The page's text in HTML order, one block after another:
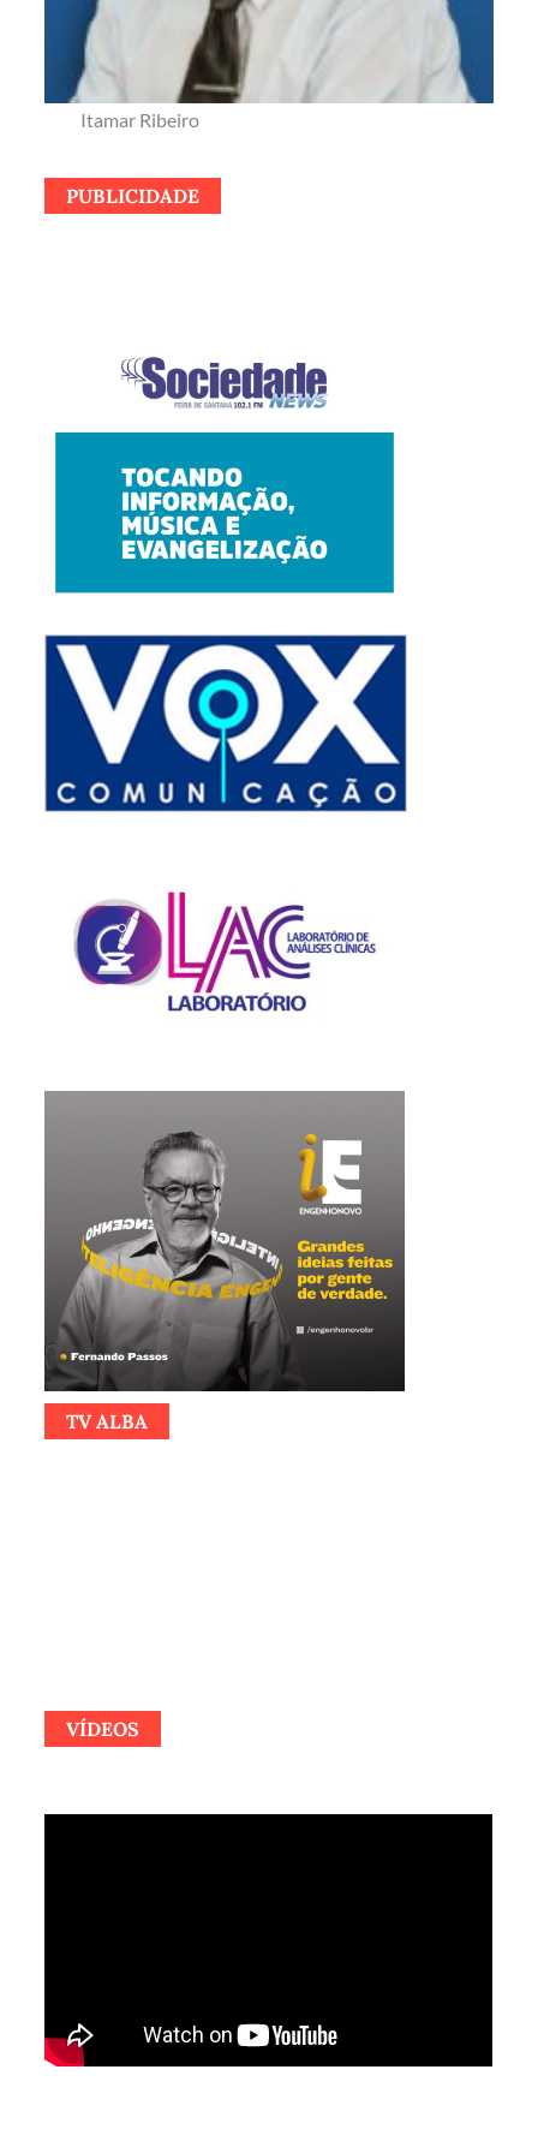
Itamar Ribeiro
PUBLICIDADE
TV ALBA
VÍDEOS